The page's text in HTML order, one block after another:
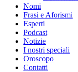
Nomi
Frasi e Aforismi
Esperti
Podcast
Notizie
I nostri speciali
Oroscopo
Contatti